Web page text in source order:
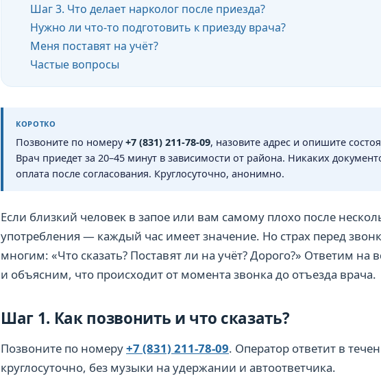
Шаг 3. Что делает нарколог после приезда?
Нужно ли что-то подготовить к приезду врача?
Меня поставят на учёт?
Частые вопросы
КОРОТКО
Позвоните по номеру+7 (831) 211-78-09, назовите адрес и опишите
Врач приедет за 20–45 минут в зависимости от района. Никаких
оплата после согласования. Круглосуточно, анонимно.
Если близкий человек в запое или вам самому плохо после
употребления — каждый час имеет значение. Но страх перед
многим: «Что сказать? Поставят ли на учёт? Дорого?» Ответим на
и объясним, что происходит от момента звонка до отъезда врача.
Шаг 1. Как позвонить и что сказать?
Позвоните по номеру+7 (831) 211-78-09. Оператор ответит в
круглосуточно, без музыки на удержании и автоответчика.